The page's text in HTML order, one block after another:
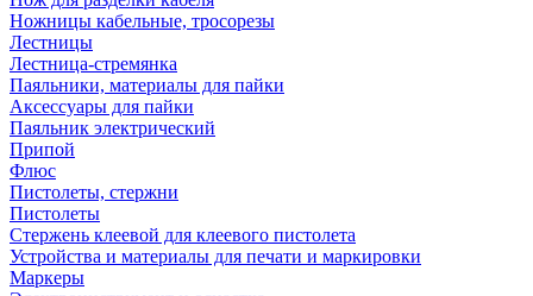
Ножницы кабельные, тросорезы
Лестницы
Лестница-стремянка
Паяльники, материалы для пайки
Аксессуары для пайки
Паяльник электрический
Припой
Флюс
Пистолеты, стержни
Пистолеты
Стержень клеевой для клеевого пистолета
Устройства и материалы для печати и маркировки
Маркеры